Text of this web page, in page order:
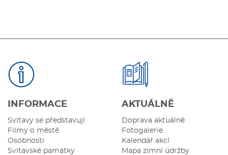
INFORMACE
Svitavy se představují
Filmy o městě
Osobnosti
Svitavské památky
AKTUÁLNĚ
Doprava aktuálně
Fotogalerie
Kalendář akcí
Mapa zimní údržby